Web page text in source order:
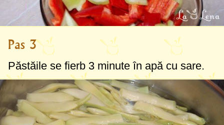
Pas 3
Păstăile se fierb 3 minute în apă cu sare.